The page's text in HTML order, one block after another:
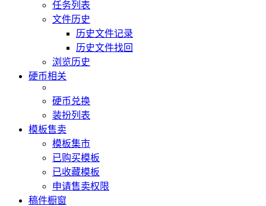
任务列表
文件历史
历史文件记录
历史文件找回
浏览历史
硬币相关
硬币兑换
装扮列表
模板售卖
模板集市
已购买模板
已收藏模板
申请售卖权限
稿件橱窗